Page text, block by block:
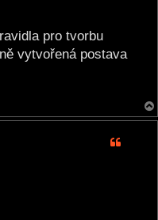
pro tvorbu
vytvořená postava